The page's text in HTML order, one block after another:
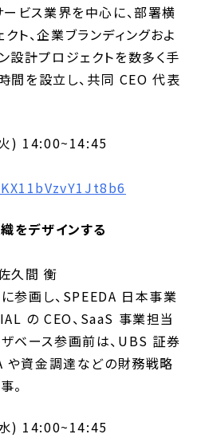
ービス業界を中心に、部署横
ト、企業ブランディングおよ
設計プロジェクトを数多く手
間を設立し、共同 CEO 代表
) 14:00~14:45
をデザインする
久間 衡
参画し、SPEEDA 日本事業
の CEO、SaaS 事業担当
ベース参画前は、UBS 証券
や資金調達などの財務戦略
。
) 14:00~14:45